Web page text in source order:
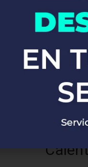
Desde la
nuestros
precisión y